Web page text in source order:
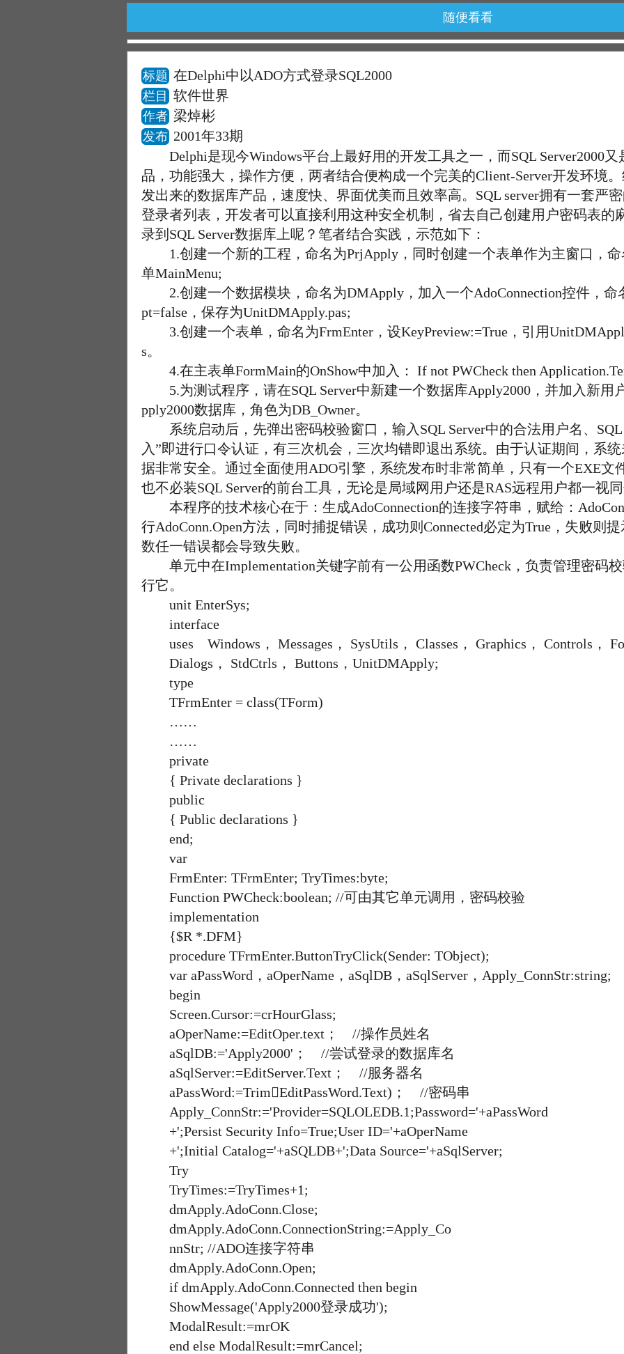
随便看看
标题 在Delphi中以ADO方式登录SQL2000
栏目 软件世界
作者 梁焯彬
发布 2001年33期
Delphi是现今Windows平台上最好用的开发工具之一，而SQL Server2000又
品，功能强大，操作方便，两者结合便构成一个完美的Client-Server开发环境
发出来的数据库产品，速度快、界面优美而且效率高。SQL server拥有一套严
登录者列表，开发者可以直接利用这种安全机制，省去自己创建用户密码表的
录到SQL Server数据库上呢？笔者结合实践，示范如下：
1.创建一个新的工程，命名为PrjApply，同时创建一个表单作为主窗口，命
单MainMenu;
2.创建一个数据模块，命名为DMApply，加入一个AdoConnection控件，命
pt=false，保存为UnitDMApply.pas;
3.创建一个表单，命名为FrmEnter，设KeyPreview:=True，引用
s。
4.在主表单FormMain的OnShow中加入： If not PWCheck then
5.为测试程序，请在SQL Server中新建一个数据库Apply2000，并加入新用
pply2000数据库，角色为DB_Owner。
系统启动后，先弹出密码校验窗口，输入SQL Server中的合法用户名、SQL
入”即进行口令认证，有三次机会，三次均错即退出系统。由于认证期间，系
据非常安全。通过全面使用ADO引擎，系统发布时非常简单，只有一个EXE文
也不必装SQL Server的前台工具，无论是局域网用户还是RAS远程用户都一视同
本程序的技术核心在于：生成AdoConnection的连接字符串，赋给：
行AdoConn.Open方法，同时捕捉错误，成功则Connected必定为True，失败则
数任一错误都会导致失败。
单元中在Implementation关键字前有一公用函数PWCheck，负责管理密码
行它。
unit EnterSys;
interface
uses Windows， Messages， SysUtils， Classes， Graphics， Controls，
Dialogs， StdCtrls， Buttons，UnitDMApply;
type
TFrmEnter = class(TForm)
……
……
private
{ Private declarations }
public
{ Public declarations }
end;
var
FrmEnter: TFrmEnter; TryTimes:byte;
Function PWCheck:boolean; //可由其它单元调用，密码校验
implementation
{$R *.DFM}
procedure TFrmEnter.ButtonTryClick(Sender: TObject);
var aPassWord，aOperName，aSqlDB，aSqlServer，Apply_ConnStr:string;
begin
Screen.Cursor:=crHourGlass;
aOperName:=EditOper.text； //操作员姓名
aSqlDB:='Apply2000'； //尝试登录的数据库名
aSqlServer:=EditServer.Text； //服务器名
aPassWord:=TrimEditPassWord.Text)； //密码串
Apply_ConnStr:='Provider=SQLOLEDB.1;Password='+aPassWord
+';Persist Security Info=True;User ID='+aOperName
+';Initial Catalog='+aSQLDB+';Data Source='+aSqlServer;
Try
TryTimes:=TryTimes+1;
dmApply.AdoConn.Close;
dmApply.AdoConn.ConnectionString:=Apply_Co
nnStr; //ADO连接字符串
dmApply.AdoConn.Open;
if dmApply.AdoConn.Connected then begin
ShowMessage('Apply2000登录成功');
ModalResult:=mrOK
end else ModalResult:=mrCancel;